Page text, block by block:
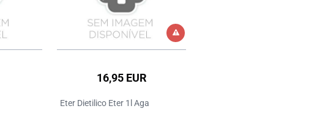
16,95 EUR
Eter Dietilico Eter 1l Aga